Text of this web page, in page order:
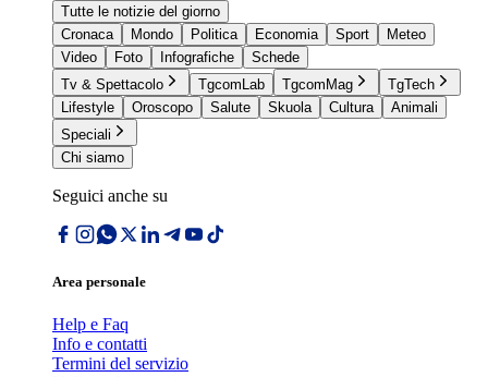
Tutte le notizie del giorno
Cronaca
Mondo Politica Economia Sport
Meteo
Video
Foto Infografiche
Schede
Tv & Spettacolo
TgcomLab TgcomMag
TgTech
Lifestyle
Oroscopo Salute Skuola Cultura
Animali
Speciali
Chi siamo
Seguici anche su
Area personale
Help e Faq
Info e contatti
Termini del servizio